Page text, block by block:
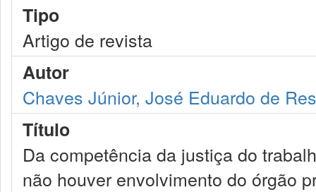
Tipo
Artigo de revista
Autor
Chaves Júnior, José Eduardo de
Título
Da competência da justiça do
não houver envolvimento do órgão